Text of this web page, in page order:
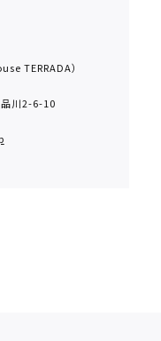
TERRADA）
川2-6-10